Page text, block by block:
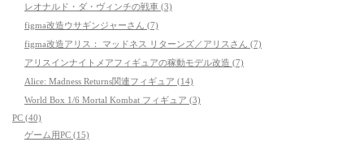
レオナルド・ダ・ヴィンチの戦車 (3)
figma改造ウサギンジャーさん (7)
figma改造アリス： マッドネス リターンズ／アリスさん (7)
アリスインナイトメアフィギュアの稼動モデル改造 (7)
Alice: Madness Returns関連フィギュア (14)
World Box 1/6 Mortal Kombat フィギュア (3)
PC (40)
ゲーム用PC (15)